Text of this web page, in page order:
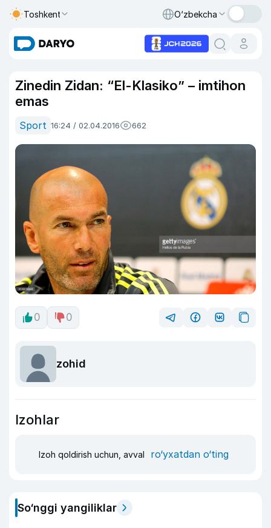
Toshkent O‘zbekcha
Zinedin Zidan: “El-Klasiko” – imtihon
emas
Sport 16:24 / 02.04.2016 662
0 0
zohid
Izohlar
Izoh qoldirish uchun, avval ro‘yxatdan o‘ting
So‘nggi yangiliklar